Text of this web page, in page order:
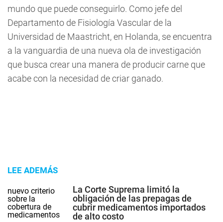
mundo que puede conseguirlo. Como jefe del
Departamento de Fisiología Vascular de la
Universidad de Maastricht, en Holanda, se encuentra
a la vanguardia de una nueva ola de investigación
que busca crear una manera de producir carne que
acabe con la necesidad de criar ganado.
LEE ADEMÁS
La Corte Suprema limitó la
obligación de las prepagas de
cubrir medicamentos importados
de alto costo